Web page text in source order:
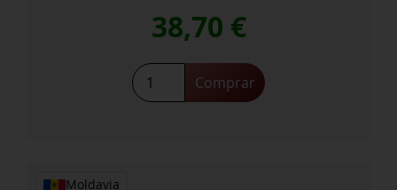
38,70 €
Cuvee
Rouge
Comprar
Moldavia